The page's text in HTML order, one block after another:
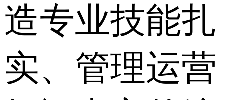
造专业技能扎
实、管理运营